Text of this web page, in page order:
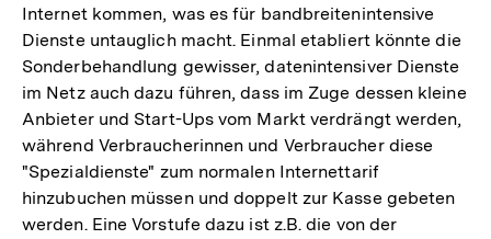
Internet kommen, was es für bandbreitenintensive
Dienste untauglich macht. Einmal etabliert könnte die
Sonderbehandlung gewisser, datenintensiver Dienste
im Netz auch dazu führen, dass im Zuge dessen kleine
Anbieter und Start-Ups vom Markt verdrängt werden,
während Verbraucherinnen und Verbraucher diese
"Spezialdienste" zum normalen Internettarif
hinzubuchen müssen und doppelt zur Kasse gebeten
werden. Eine Vorstufe dazu ist z.B. die von der